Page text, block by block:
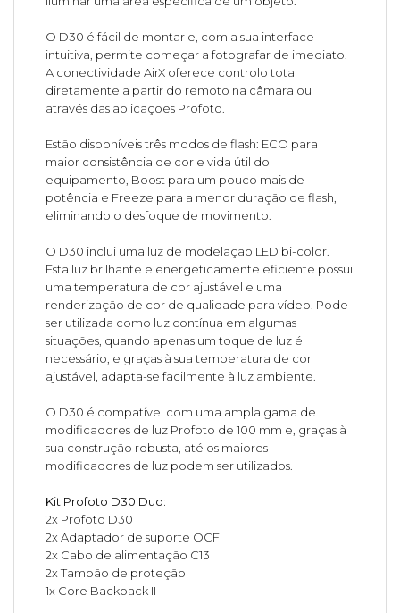
O D30 é fácil de montar e, com a sua interface
intuitiva, permite começar a fotografar de imediato.
A conectividade AirX oferece controlo total
diretamente a partir do remoto na câmara ou
através das aplicações Profoto.
Estão disponíveis três modos de flash: ECO para
maior consistência de cor e vida útil do
equipamento, Boost para um pouco mais de
potência e Freeze para a menor duração de flash,
eliminando o desfoque de movimento.
O D30 inclui uma luz de modelação LED bi-color.
Esta luz brilhante e energeticamente eficiente possui
uma temperatura de cor ajustável e uma
renderização de cor de qualidade para vídeo. Pode
ser utilizada como luz contínua em algumas
situações, quando apenas um toque de luz é
necessário, e graças à sua temperatura de cor
ajustável, adapta-se facilmente à luz ambiente.
O D30 é compatível com uma ampla gama de
modificadores de luz Profoto de 100 mm e, graças à
sua construção robusta, até os maiores
modificadores de luz podem ser utilizados.
Kit Profoto D30 Duo:
2x Profoto D30
2x Adaptador de suporte OCF
2x Cabo de alimentação C13
2x Tampão de proteção
1x Core Backpack II